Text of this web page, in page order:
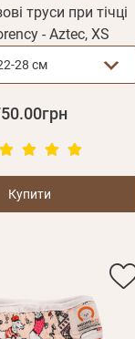
труси при тічці
- Aztec, XS
28 см
Купити